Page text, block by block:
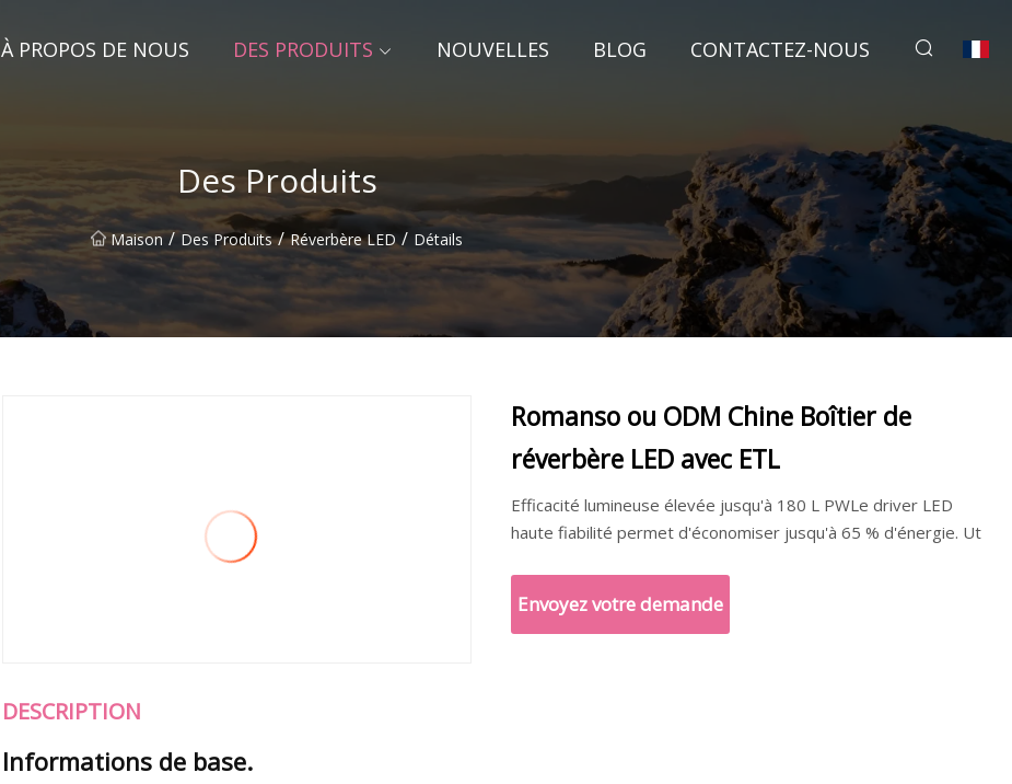
À PROPOS DE NOUS DES PRODUITS NOUVELLES BLOG CONTACTEZ-NOUS
Des Produits
Maison / Des Produits / Réverbère LED / Détails
Romanso ou ODM Chine Boîtier de
réverbère LED avec ETL
Efficacité lumineuse élevée jusqu'à 180 L PWLe driver LED
haute fiabilité permet d'économiser jusqu'à 65 % d'énergie. Ut
Envoyez votre demande
DESCRIPTION
Informations de base.